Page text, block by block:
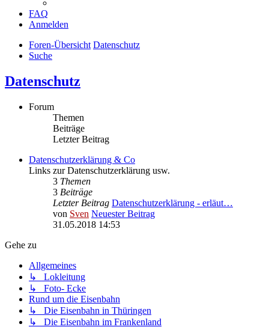
FAQ
Anmelden
Foren-Übersicht Datenschutz
Suche
Datenschutz
Forum
Themen
Beiträge
Letzter Beitrag
Datenschutzerklärung & Co
Links zur Datenschutzerklärung usw.
3 Themen
3 Beiträge
Letzter Beitrag Datenschutzerklärung - erläut…
von Sven Neuester Beitrag
31.05.2018 14:53
Gehe zu
Allgemeines
↳ Lokleitung
↳ Foto- Ecke
Rund um die Eisenbahn
↳ Die Eisenbahn in Thüringen
↳ Die Eisenbahn im Frankenland